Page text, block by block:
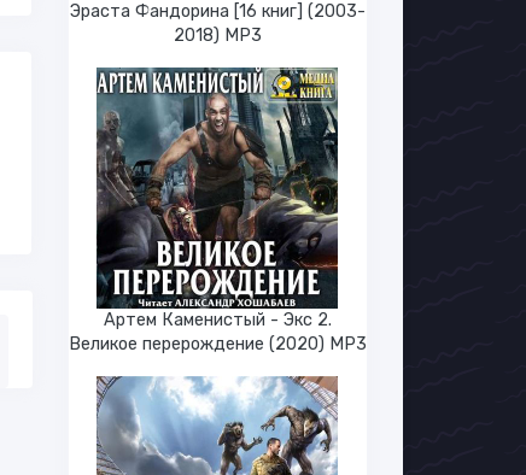
Эраста Фандорина [16 книг] (2003-
2018) МР3
Артем Каменистый - Экс 2.
Великое перерождение (2020) МР3